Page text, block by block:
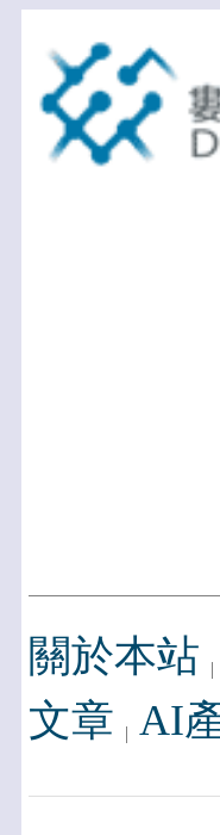
關於本站
文章 AI